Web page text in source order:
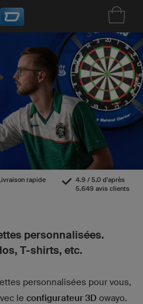
rapide
4.9 / 5.0 d'après
5.649 avis clients
personnalisées.
T-shirts, etc.
personnalisées pour vous,
le configurateur 3D owayo.